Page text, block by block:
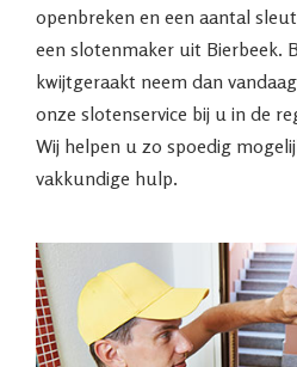
openbreken en een aantal
een slotenmaker uit Bierbeek.
kwijtgeraakt neem dan
onze slotenservice bij u in de
Wij helpen u zo spoedig
vakkundige hulp.